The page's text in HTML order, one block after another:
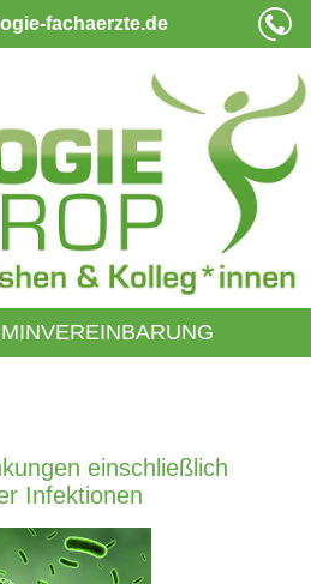
fachaerzte.de
einschließlich
Infektionen